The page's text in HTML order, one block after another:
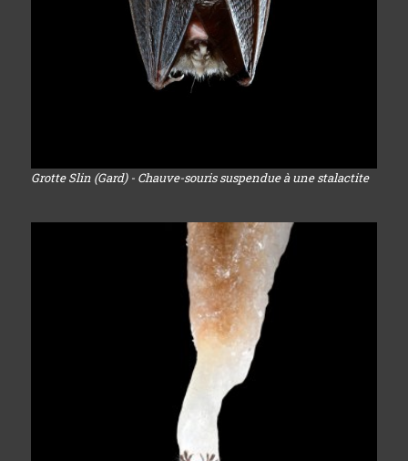
Grotte Slin (Gard) - Chauve-souris suspendue à une stalactite